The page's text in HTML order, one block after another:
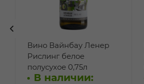
Вино Вайнбау Ленер
Рислинг белое
полусухое 0,75л
В наличии: